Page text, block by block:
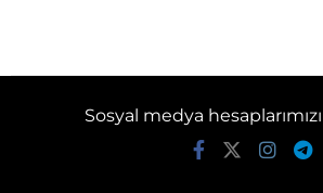
Sosyal medya